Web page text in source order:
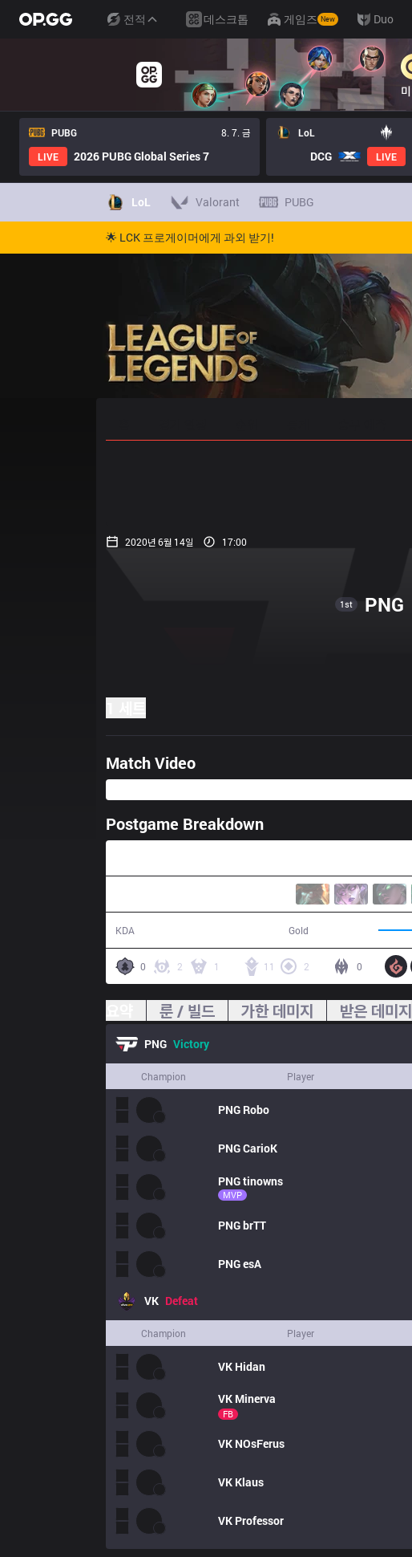
전적 데스크톱 게임즈 New Duo
PUBG
8. 7. 금
LIVE
2026 PUBG Global Series 7
LoL
DCG LIVE
LoL Valorant PUBG
🌟 LCK 프로게이머에게 과외 받기!
2020년 6월 14일 17:00
1st PNG
Match Video
Postgame Breakdown
KDA Gold
0 2 1 11 2 0
룬 / 빌드 가한 데미지 받은 데미지
PNG Victory
Champion Player
PNG Robo
PNGCarioK
PNGtinowns
MVP
PNGbrTT
PNGesA
VK Defeat
Champion Player
VK Hidan
VK Minerva
FB
VK NOsFerus
VK Klaus
VK Professor